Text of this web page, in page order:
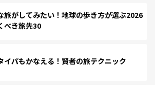
旅がしてみたい！地球の歩き方が選ぶ2026
べき旅先30
イパもかなえる！賢者の旅テクニック